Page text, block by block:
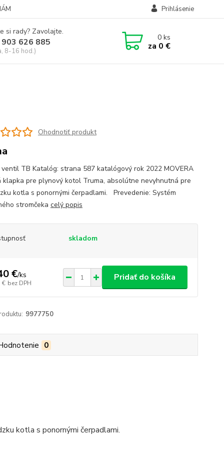
Prihlásenie
si rady? Zavolajte.
626 885
8-16 hod.)
0ks
za 0 €
Ohodnotiť produkt
TB Katalóg: strana 587 katalógový rok 2022 MOVERA
klapka pre plynový kotol Truma, absolútne nevyhnutná pre
kotla s ponornými čerpadlami. Prevedenie: Systém
stromčeka celý popis
skladom
€/ks
€ bez DPH
Pridať do košíka
9977750
0
kotla s ponornými čerpadlami.